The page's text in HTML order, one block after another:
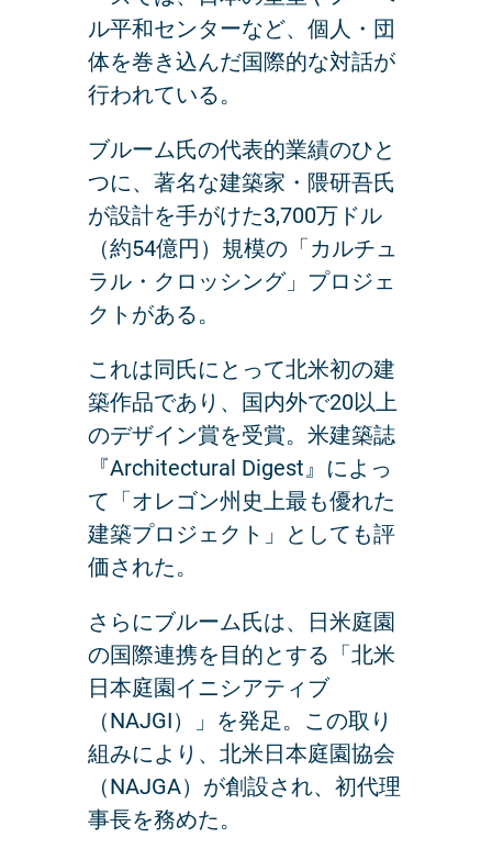
ル平和センターなど、個人・団
体を巻き込んだ国際的な対話が
行われている。
ブルーム氏の代表的業績のひと
つに、著名な建築家・隈研吾氏
が設計を手がけた3,700万ドル
（約54億円）規模の「カルチュ
ラル・クロッシング」プロジェ
クトがある。
これは同氏にとって北米初の建
築作品であり、国内外で20以上
のデザイン賞を受賞。米建築誌
『Architectural Digest』によっ
て「オレゴン州史上最も優れた
建築プロジェクト」としても評
価された。
さらにブルーム氏は、日米庭園
の国際連携を目的とする「北米
日本庭園イニシアティブ
（NAJGI）」を発足。この取り
組みにより、北米日本庭園協会
（NAJGA）が創設され、初代理
事長を務めた。